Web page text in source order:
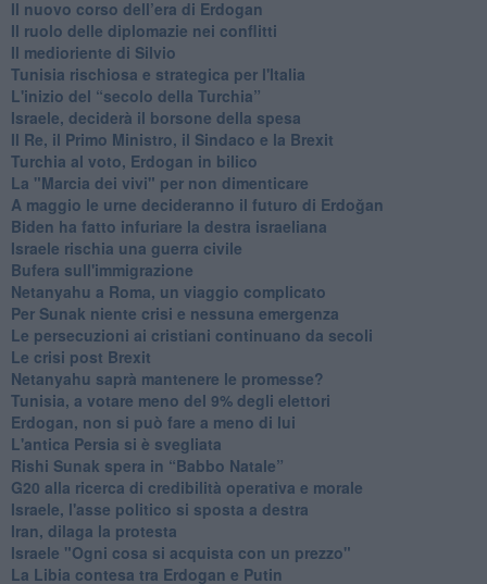
​Il nuovo corso dell’era di Erdogan
Il ruolo delle diplomazie nei conflitti
Il medioriente di Silvio
Tunisia rischiosa e strategica per l'Italia
L'inizio del “secolo della Turchia”
Israele, deciderà il borsone della spesa
Il Re, il Primo Ministro, il Sindaco e la Brexit
Turchia al voto, Erdogan in bilico
La "Marcia dei vivi" per non dimenticare
A maggio le urne decideranno il futuro di Erdoğan
Biden ha fatto infuriare la destra israeliana
Israele rischia una guerra civile
Bufera sull'immigrazione
Netanyahu a Roma, un viaggio complicato
Per Sunak niente crisi e nessuna emergenza
Le persecuzioni ai cristiani continuano da secoli
Le crisi post Brexit
Netanyahu saprà mantenere le promesse?
Tunisia, a votare meno del 9% degli elettori
Erdogan, non si può fare a meno di lui
L'antica Persia si è svegliata
Rishi Sunak spera in “Babbo Natale”
G20 alla ricerca di credibilità operativa e morale
Israele, l'asse politico si sposta a destra
Iran, dilaga la protesta
Israele "Ogni cosa si acquista con un prezzo"
La Libia contesa tra Erdogan e Putin